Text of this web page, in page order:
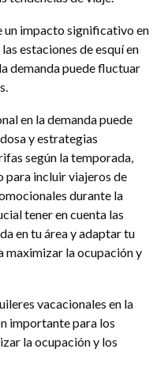
un impacto significativo en
estaciones de esquí en
demanda puede fluctuar
en la demanda puede
y estrategias
según la temporada,
incluir viajeros de
durante la
tener en cuenta las
en tu área y adaptar tu
maximizar la ocupación y
vacacionales en la
importante para los
la ocupación y los